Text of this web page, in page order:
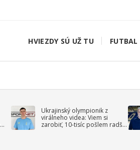
HVIEZDY SÚ UŽ TU FUTBAL
Ukrajinský olympionik z
virálneho videa: Viem si
zarobiť, 10-tisíc pošlem radšej